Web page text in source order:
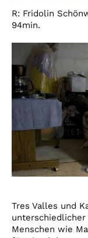
R: Fridolin
94min.
Tres Valles und
Menschen wie